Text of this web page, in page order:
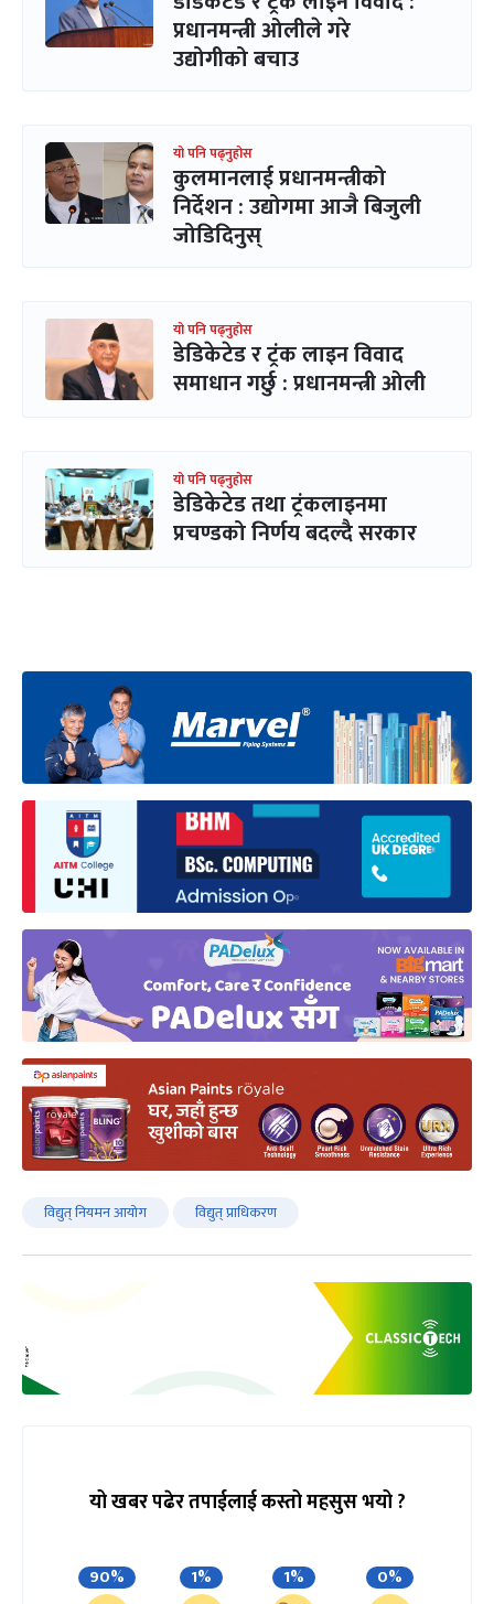
प्रधानमन्त्री ओलीले गरे
उद्योगीको बचाउ
यो पनि पढ्नुहोस
कुलमानलाई प्रधानमन्त्रीको
निर्देशन : उद्योगमा आजै बिजुली
जोडिदिनुस्
यो पनि पढ्नुहोस
डेडिकेटेड र ट्रंक लाइन विवाद
समाधान गर्छु : प्रधानमन्त्री ओली
यो पनि पढ्नुहोस
डेडिकेटेड तथा ट्रंकलाइनमा
प्रचण्डको निर्णय बदल्दै सरकार
विद्युत् नियमन आयोग विद्युत् प्राधिकरण
यो खबर पढेर तपाईलाई कस्तो महसुस भयो ?
90% 1% 1% 0%